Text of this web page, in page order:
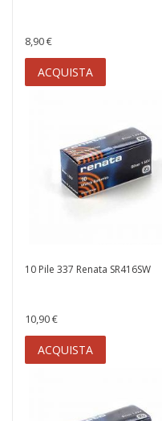
8,90 €
ACQUISTA
10 Pile 337 Renata SR416SW
10,90 €
ACQUISTA